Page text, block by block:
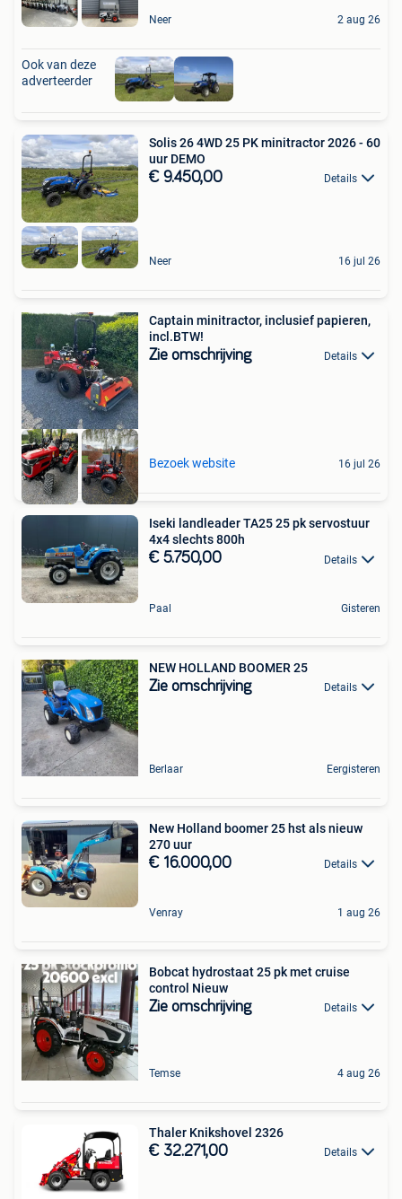
Neer 2 aug 26
Ook van deze
adverteerder
Solis 26 4WD 25 PK minitractor 2026 - 60
uur DEMO
€ 9.450,00 Details
Neer 16 jul 26
Captain minitractor, inclusief papieren,
incl.BTW!
Zie omschrijving Details
Bezoek website 16 jul 26
Iseki landleader TA25 25 pk servostuur
4x4 slechts 800h
€ 5.750,00 Details
Paal Gisteren
NEW HOLLAND BOOMER 25
Zie omschrijving Details
Berlaar Eergisteren
New Holland boomer 25 hst als nieuw
270 uur
€ 16.000,00 Details
Venray 1 aug 26
Bobcat hydrostaat 25 pk met cruise
control Nieuw
Zie omschrijving Details
Temse 4 aug 26
Thaler Knikshovel 2326
€ 32.271,00 Details